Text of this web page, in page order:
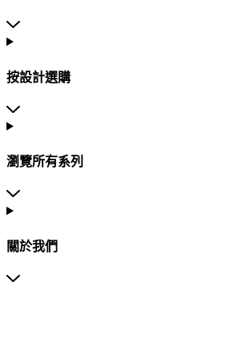
按設計選購
瀏覽所有系列
關於我們